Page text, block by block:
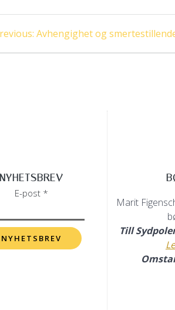
Previous
Avhengighet og
NYHETSBREV
E-post *
Marit
Till